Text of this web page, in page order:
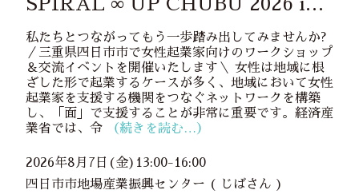
三重
私たちとつながってもう一歩踏み出してみませんか?
／三重県四日市市で女性起業家向けのワークショップ
＆交流イベントを開催いたします＼ 女性は地域に根
ざした形で起業するケースが多く、地域において女性
起業家を支援する機関をつなぐネットワークを構築
し、「面」で支援することが非常に重要です。経済産
業省では、令
（続きを読む…）
2026年8月7日(金)13:00-16:00
四日市市地場産業振興センター ( じばさん )